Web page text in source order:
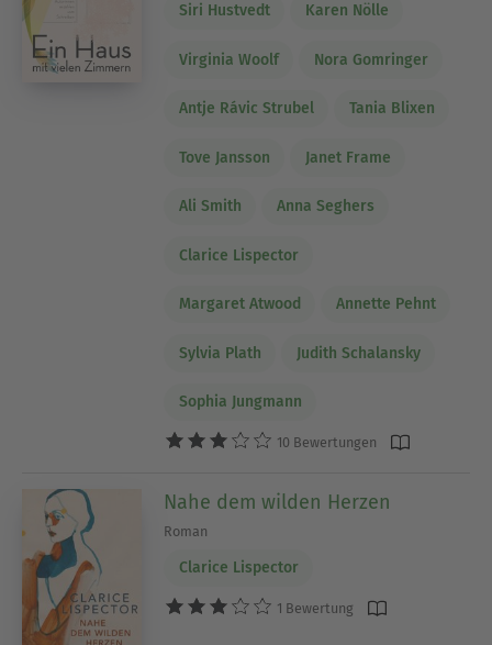
Siri Hustvedt Karen Nölle
Virginia Woolf Nora Gomringer
Antje Rávic Strubel Tania Blixen
Tove Jansson Janet Frame
Ali Smith Anna Seghers
Clarice Lispector
Margaret Atwood Annette Pehnt
Sylvia Plath Judith Schalansky
Sophia Jungmann
10 Bewertungen
Nahe dem wilden Herzen
Roman
Clarice Lispector
1 Bewertung